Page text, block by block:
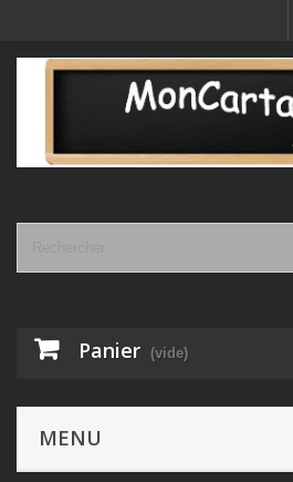
Panier (vide)
MENU